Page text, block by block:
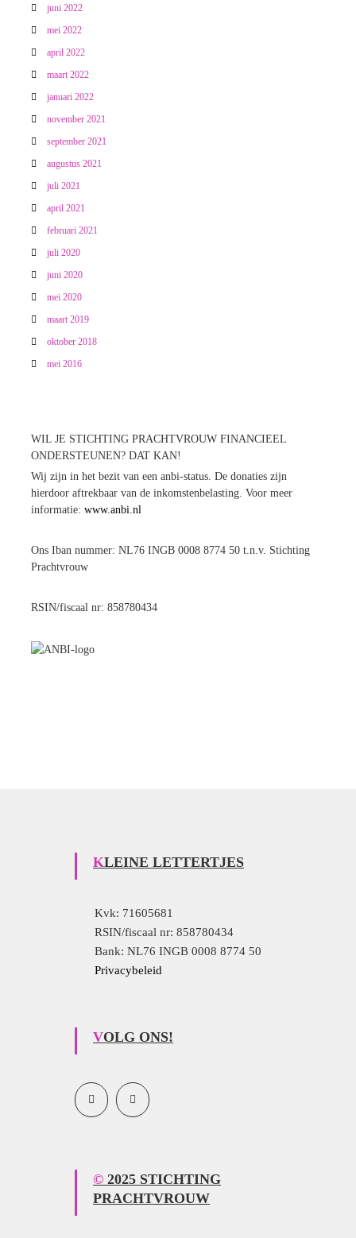
juni 2022
mei 2022
april 2022
maart 2022
januari 2022
november 2021
september 2021
augustus 2021
juli 2021
april 2021
februari 2021
juli 2020
juni 2020
mei 2020
maart 2019
oktober 2018
mei 2016
WIL JE STICHTING PRACHTVROUW FINANCIEEL
ONDERSTEUNEN? DAT KAN!
Wij zijn in het bezit van een anbi-status. De donaties zijn
hierdoor aftrekbaar van de inkomstenbelasting. Voor meer
informatie: www.anbi.nl
Ons Iban nummer: NL76 INGB 0008 8774 50 t.n.v. Stichting
Prachtvrouw
RSIN/fiscaal nr: 858780434
KLEINE LETTERTJES
Kvk: 71605681
RSIN/fiscaal nr: 858780434
Bank: NL76 INGB 0008 8774 50
Privacybeleid
VOLG ONS!
© 2025 STICHTING
PRACHTVROUW